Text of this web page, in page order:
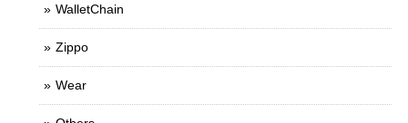
WalletChain
Zippo
Wear